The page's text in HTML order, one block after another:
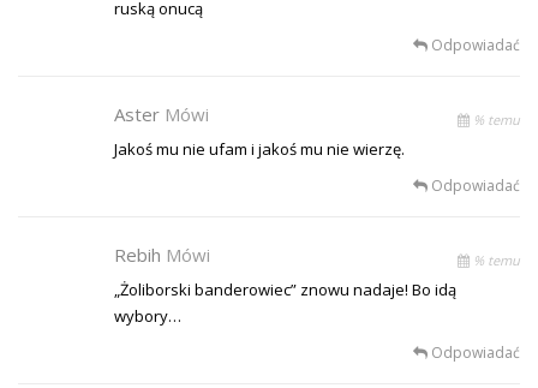
ruską onucą
Odpowiadać
Aster Mówi % temu
Jakoś mu nie ufam i jakoś mu nie wierzę.
Odpowiadać
Rebih Mówi % temu
„Żoliborski banderowiec” znowu nadaje! Bo idą
wybory…
Odpowiadać